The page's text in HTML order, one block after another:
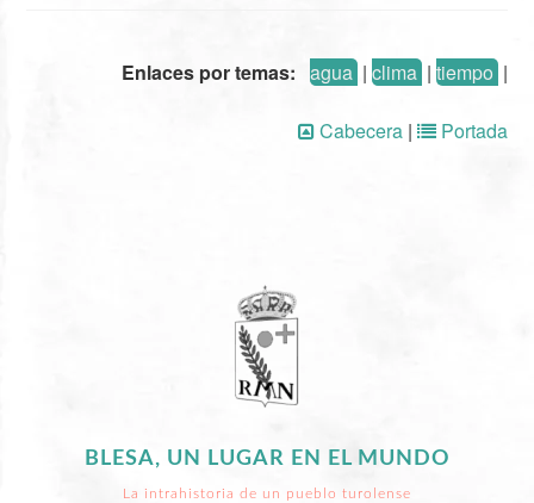
Enlaces por temas: agua| clima| tiempo|
Cabecera| Portada
BLESA, UN LUGAR EN EL MUNDO
La intrahistoria de un pueblo turolense